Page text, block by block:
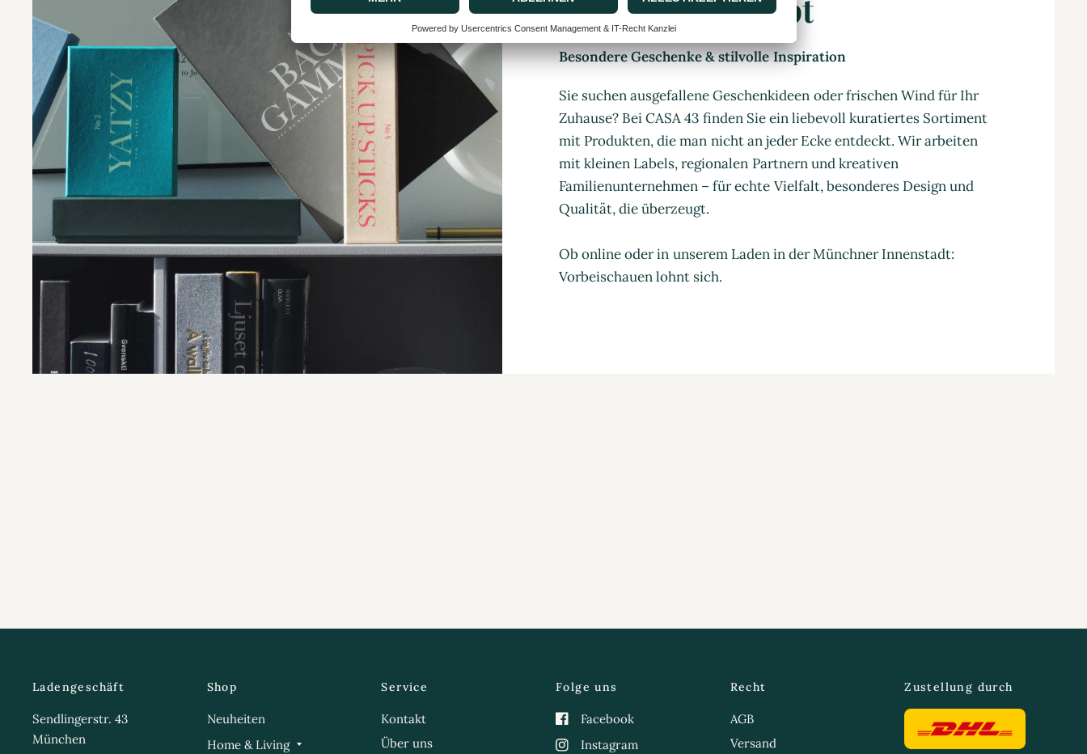
CASA 43 Concept
Besondere Geschenke & stilvolle Inspiration
Sie suchen ausgefallene Geschenkideen oder frischen Wind für Ihr
Zuhause? Bei CASA 43 finden Sie ein liebevoll kuratiertes Sortiment
mit Produkten, die man nicht an jeder Ecke entdeckt. Wir arbeiten
mit kleinen Labels, regionalen Partnern und kreativen
Familienunternehmen – für echte Vielfalt, besonderes Design und
Qualität, die überzeugt.
Ob online oder in unserem Laden in der Münchner Innenstadt:
Vorbeischauen lohnt sich.
Ladengeschäft
Sendlingerstr. 43
München
Shop
Neuheiten
Home & Living
Service
Kontakt
Über uns
Folge uns
Facebook
Instagram
Recht
AGB
Versand
Zustellung durch